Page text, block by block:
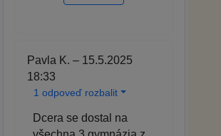
Pavla K. – 15.5.2025
18:33
1 odpoveď rozbalit
Dcera se dostal na